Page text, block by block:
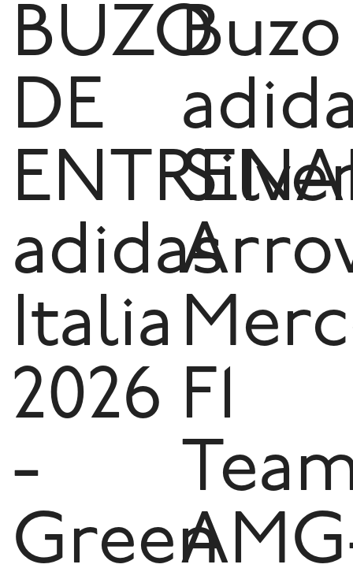
BUZO
DE
adidas
Italia
2026
-
Green
Buzo
F1